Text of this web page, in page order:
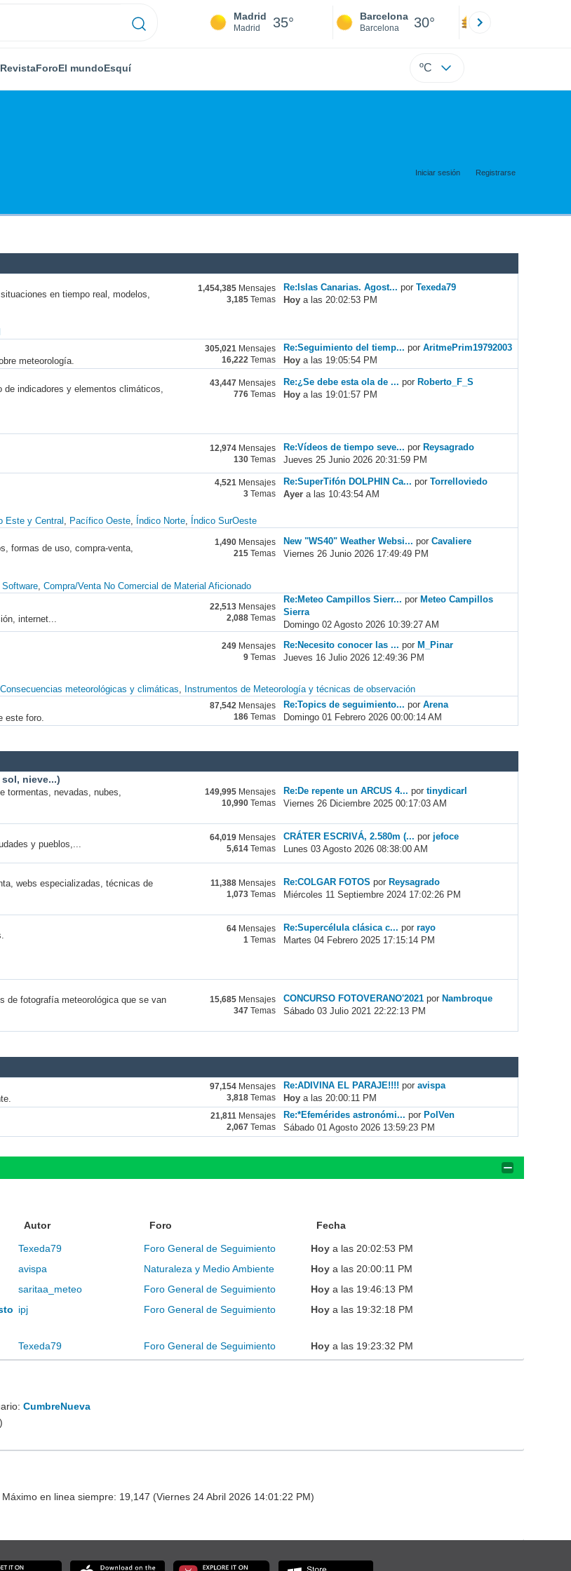
Madrid
Madrid 35° Barcelona
Barcelona 30°
RevistaForoEl mundoEsquí ºC
Iniciar sesión Registrarse
en tiempo real, modelos,
1,454,385 Mensajes
3,185 Temas
Re:Islas Canarias. Agost... porTexeda79
Hoy a las 20:02:53 PM
meteorología.
305,021 Mensajes
16,222 Temas
Re:Seguimiento del tiemp... porAritmePrim19792003
Hoy a las 19:05:54 PM
indicadores y elementos climáticos,
43,447 Mensajes
776 Temas
Re:¿Se debe esta ola de ... por Roberto_F_S
Hoy a las 19:01:57 PM
12,974 Mensajes
130 Temas
Re:Vídeos de tiempo seve... porReysagrado
Jueves 25 Junio 2026 20:31:59 PM
4,521 Mensajes
3 Temas
Re:SuperTifón DOLPHIN Ca... porTorrelloviedo
Ayer a las 10:43:54 AM
Este y Central Pacífico Oeste Índico Norte Índico SurOeste
formas de uso, compra-venta,
1,490 Mensajes
215 Temas
New "WS40" Weather Websi... porCavaliere
Viernes 26 Junio 2026 17:49:49 PM
Software Compra/Venta No Comercial de Material Aficionado
internet...
22,513 Mensajes
2,088 Temas
Re:Meteo Campillos Sierr... por Meteo Campillos
Sierra
Domingo 02 Agosto 2026 10:39:27 AM
249 Mensajes
9 Temas
Re:Necesito conocer las ... porM_Pinar
Jueves 16 Julio 2026 12:49:36 PM
Consecuencias meteorológicas y climáticas Instrumentos de Meteorología y técnicas de observación
este foro.
87,542 Mensajes
186 Temas
Re:Topics de seguimiento... porArena
Domingo 01 Febrero 2026 00:00:14 AM
nieve...)
tormentas, nevadas, nubes,
149,995 Mensajes
10,990 Temas
Re:De repente un ARCUS 4... portinydicarl
Viernes 26 Diciembre 2025 00:17:03 AM
y pueblos,...
64,019 Mensajes
5,614 Temas
CRÁTER ESCRIVÁ, 2.580m (... por jefoce
Lunes 03 Agosto 2026 08:38:00 AM
webs especializadas, técnicas de
11,388 Mensajes
1,073 Temas
Re:COLGAR FOTOS por Reysagrado
Miércoles 11 Septiembre 2024 17:02:26 PM
64 Mensajes
1 Temas
Re:Supercélula clásica c... porrayo
Martes 04 Febrero 2025 17:15:14 PM
de fotografía meteorológica que se van
15,685 Mensajes
347
Temas
CONCURSO FOTOVERANO'2021 por Nambroque
Sábado 03 Julio 2021 22:22:13 PM
97,154 Mensajes
3,818 Temas
Re:ADIVINA EL PARAJE!!!! poravispa
Hoy a las 20:00:11 PM
21,811 Mensajes
2,067
Temas
Re:*Efemérides astronómi... por PolVen
Sábado 01 Agosto 2026 13:59:23 PM
Autor Foro Fecha
Texeda79 Foro General de Seguimiento Hoy a las 20:02:53 PM
avispa Naturaleza y Medio Ambiente Hoy a las 20:00:11 PM
saritaa_meteo Foro General de Seguimiento Hoy a las 19:46:13 PM
ipj Foro General de Seguimiento Hoy a las 19:32:18 PM
Texeda79 Foro General de Seguimiento Hoy a las 19:23:32 PM
CumbreNueva
en linea siempre: 19,147 (Viernes 24 Abril 2026 14:01:22 PM)